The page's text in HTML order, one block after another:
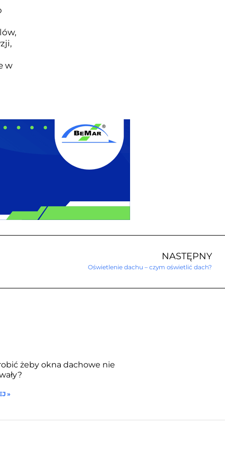
w
NASTĘPNY
Oświetlenie dachu – czym oświetlić dach?
żeby okna dachowe nie
»